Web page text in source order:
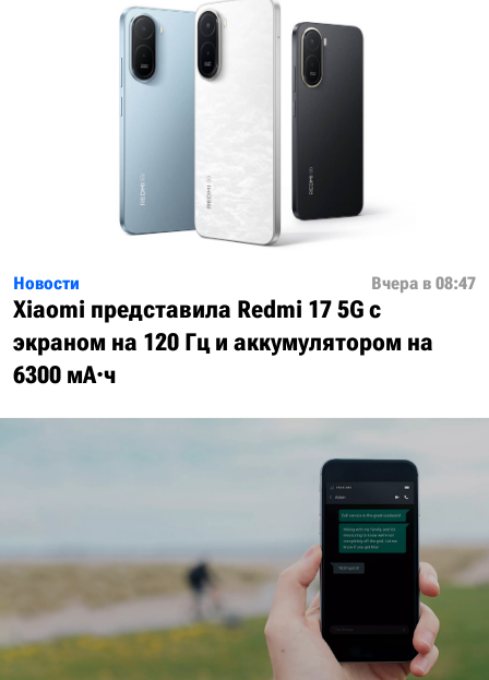
Новости Вчера в 08:47
Xiaomi представила Redmi 17 5G с
экраном на 120 Гц и аккумулятором на
6300 мА·ч